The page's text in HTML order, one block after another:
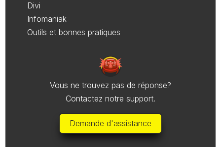
Divi
Infomaniak
Outils et bonnes pratiques
Vous ne trouvez pas de réponse?
Contactez notre support.
Demande d'assistance